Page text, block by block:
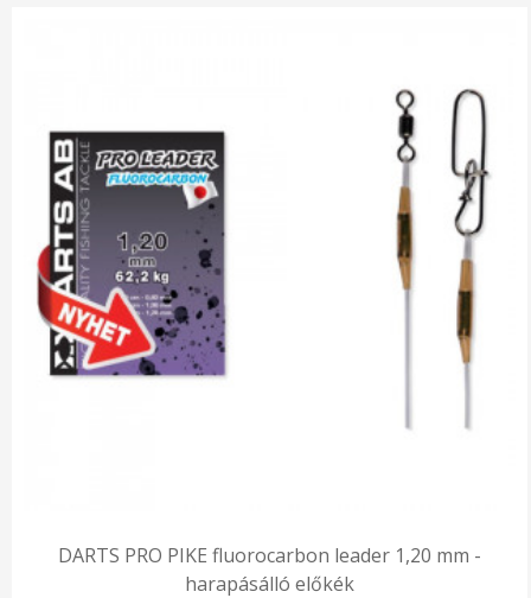
DARTS PRO PIKE fluorocarbon leader 1,20 mm -
harapásálló előkék